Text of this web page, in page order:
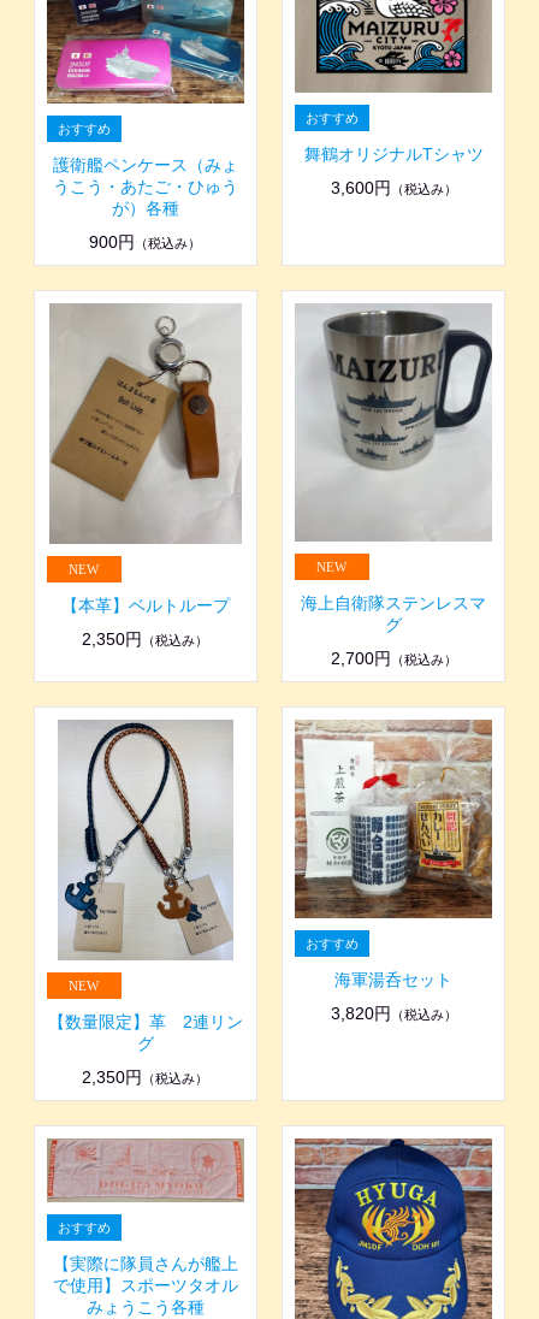
護衛艦ペンケース（みょ
うこう・あたご・ひゅう
が）各種
900円
（税込み）
舞鶴オリジナルTシャツ
3,600円
（税込み）
【本革】ベルトループ
2,350円
（税込み）
海上自衛隊ステンレスマ
グ
2,700円
（税込み）
【数量限定】革 2連リン
グ
2,350円
（税込み）
海軍湯呑セット
3,820円 （税込み）
【実際に隊員さんが艦上
で使用】スポーツタオル
みょうこう各種